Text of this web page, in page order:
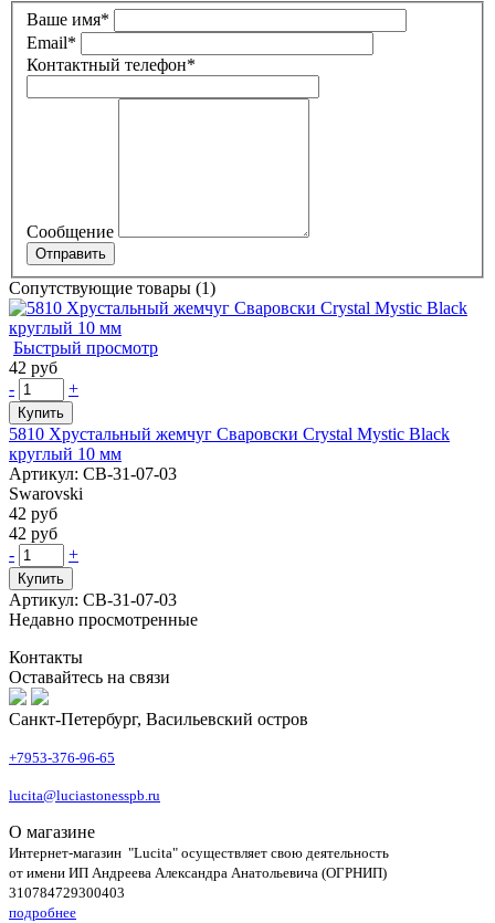
Ваше имя*
Email*
Контактный телефон*
Сообщение
Сопутствующие товары (1)
Быстрый просмотр
42 руб
-
+
Купить
5810 Хрустальный жемчуг Сваровски Crystal Mystic Black
круглый 10 мм
Артикул: СВ-31-07-03
Swarovski
42 руб
42 руб
-
+
Купить
Артикул: СВ-31-07-03
Недавно просмотренные
Контакты
Оставайтесь на связи
Санкт-Петербург, Васильевский остров
+7953-376-96-65
lucita@luciastonesspb.ru
О магазине
Интернет-магазин "Lucita" осуществляет свою деятельность
от имени ИП Андреева Александра Анатольевича (ОГРНИП)
310784729300403
подробнее